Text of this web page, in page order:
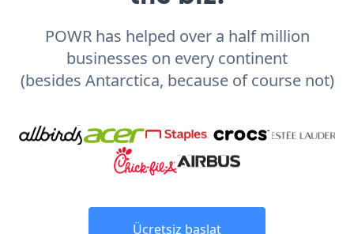
POWR has helped over a half million
businesses on every continent
(besides Antarctica, because of course not)
Ücretsiz başlat